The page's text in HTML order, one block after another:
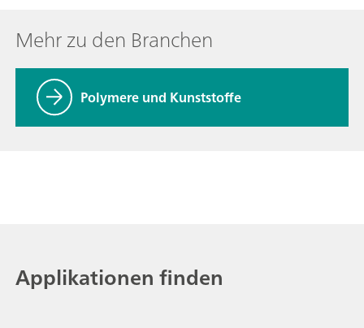
Mehr zu den Branchen
Polymere und Kunststoffe
Applikationen finden